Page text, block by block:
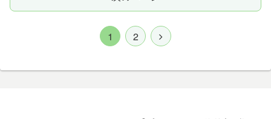
1 2